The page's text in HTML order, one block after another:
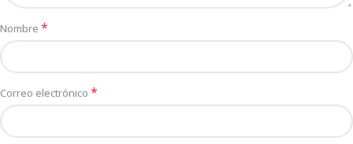
Nombre *
Correo electrónico *